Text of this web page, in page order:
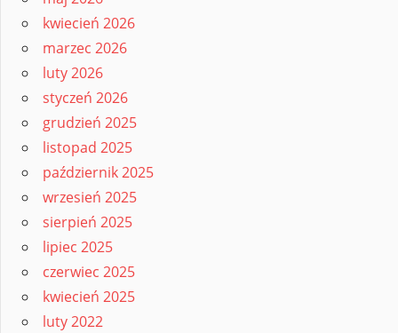
kwiecień 2026
marzec 2026
luty 2026
styczeń 2026
grudzień 2025
listopad 2025
październik 2025
wrzesień 2025
sierpień 2025
lipiec 2025
czerwiec 2025
kwiecień 2025
luty 2022